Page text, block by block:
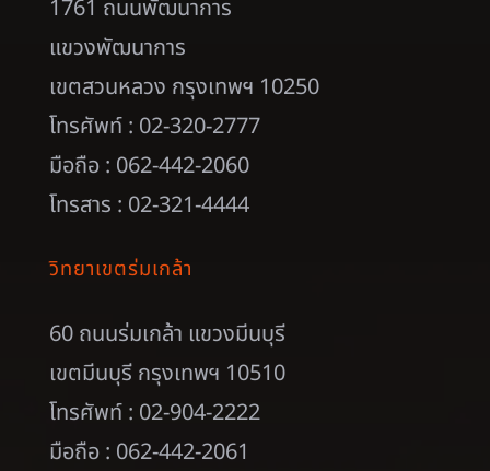
1761 ถนนพัฒนาการ
แขวงพัฒนาการ
เขตสวนหลวง กรุงเทพฯ 10250
โทรศัพท์ : 02-320-2777
มือถือ : 062-442-2060
โทรสาร : 02-321-4444
วิทยาเขตร่มเกล้า
60 ถนนร่มเกล้า แขวงมีนบุรี
เขตมีนบุรี กรุงเทพฯ 10510
โทรศัพท์ : 02-904-2222
มือถือ : 062-442-2061